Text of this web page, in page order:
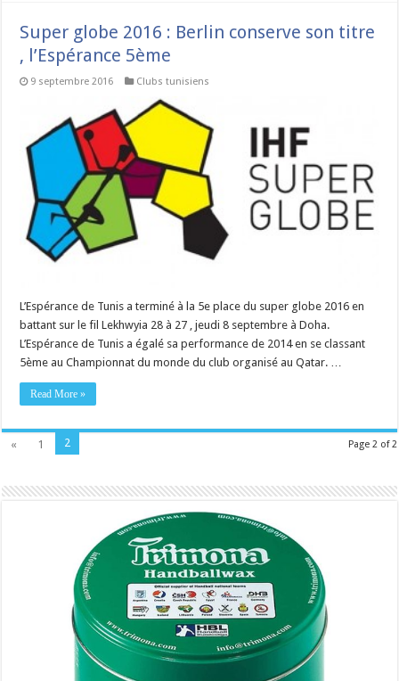
Super globe 2016 : Berlin conserve son titre
, l’Espérance 5ème
9 septembre 2016 Clubs tunisiens
L’Espérance de Tunis a terminé à la 5e place du super globe 2016 en
battant sur le fil Lekhwyia 28 à 27 , jeudi 8 septembre à Doha.
L’Espérance de Tunis a égalé sa performance de 2014 en se classant
5ème au Championnat du monde du club organisé au Qatar. …
Read More »
Page 2 of 2
« 1 2